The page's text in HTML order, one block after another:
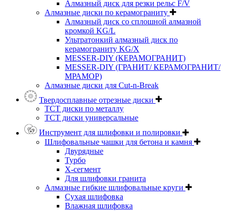
Алмазный диск для резки рельс F/V
Алмазные диски по керамограниту
Алмазный диск со сплошной алмазной
кромкой KG/L
Ультратонкий алмазный диск по
керамограниту KG/X
MESSER-DIY (КЕРАМОГРАНИТ)
MESSER-DIY (ГРАНИТ/ КЕРАМОГРАНИТ/
МРАМОР)
Алмазные диски для Cut-n-Break
Твердосплавные отрезные диски
ТСТ диски по металлу
ТСТ диски универсальные
Инструмент для шлифовки и полировки
Шлифовальные чашки для бетона и камня
Двурядные
Турбо
Х-сегмент
Для шлифовки гранита
Алмазные гибкие шлифовальные круги
Cухая шлифовка
Влажная шлифовка